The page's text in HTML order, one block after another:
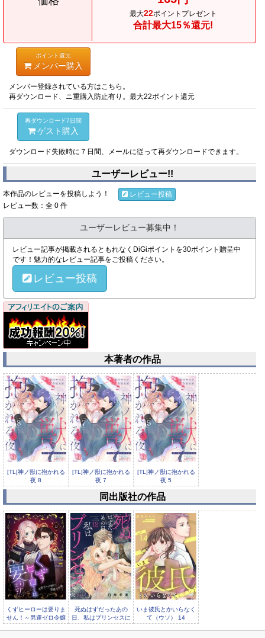
最大22ポイントプレゼント
合計最大15％還元!
ポイント還元
メンバー購入
メンバー登録されている方はこちら。
再ダウンロード、ニ重購入防止有り。最大22ポイント還元
再ダウンロード7日間
ゲスト購入
ダウンロード失敗時に７日間、メールに従って再ダウンロードできます。
ユーザーレビュー!!
本作品のレビューを投稿しよう！
レビュー投稿
レビュー数：全 0 件
ユーザーレビュー募集中！
レビュー記事が掲載されるともれなくDiGiポイントを30ポイント贈呈中
です！魅力的なレビュー記事をご投稿ください。
レビュー投稿
本著者の作品
[TL]神ノ獣に抱かれる
夜 8
[TL]神ノ獣に抱かれる
夜 7
[TL]神ノ獣に抱かれる
夜 5
[TL]神ノ獣に抱かれる
夜 4
同出版社の作品
くずヒーローは要りま
せん！～男運ゼロ令嬢
の華麗な復讐～（フル
死ぬはずだったあの
日、私はプリンセスに
なった。 12
いま彼氏とかいらなく
て（ウソ） 14